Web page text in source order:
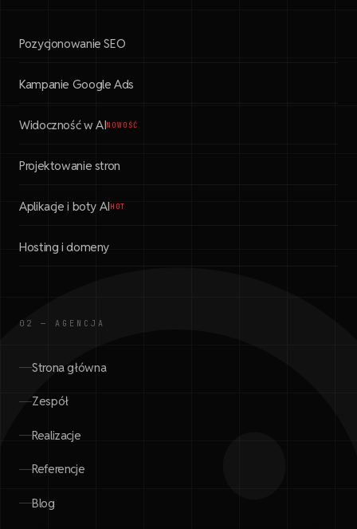
Pozycjonowanie SEO
Kampanie Google Ads
Widoczność w AINOWOŚĆ
Projektowanie stron
Aplikacje i boty AIHOT
Hosting i domeny
02 — AGENCJA
Strona główna
Zespół
Realizacje
Referencje
Blog